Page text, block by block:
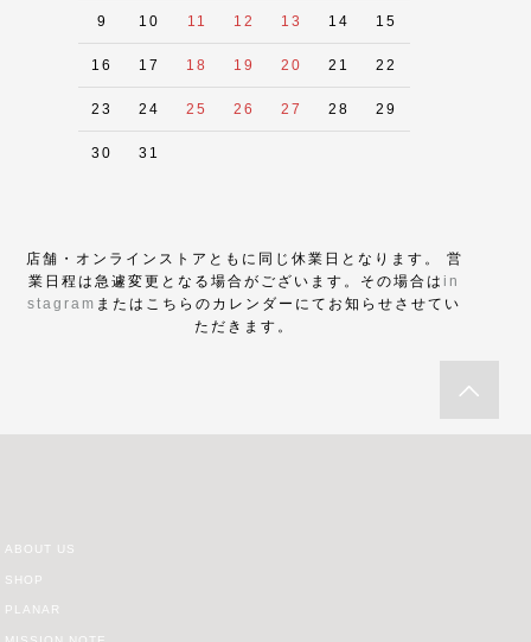
9 10 11 12 13 14 15
16 17 18 19 20 21 22
23 24 25 26 27 28 29
30 31
店舗・オンラインストアともに同じ休業日となります。 営
業日程は急遽変更となる場合がございます。その場合はin
stagram またはこちらのカレンダーにてお知らせさせてい
ただきます。
ABOUT US
SHOP
PLANAR